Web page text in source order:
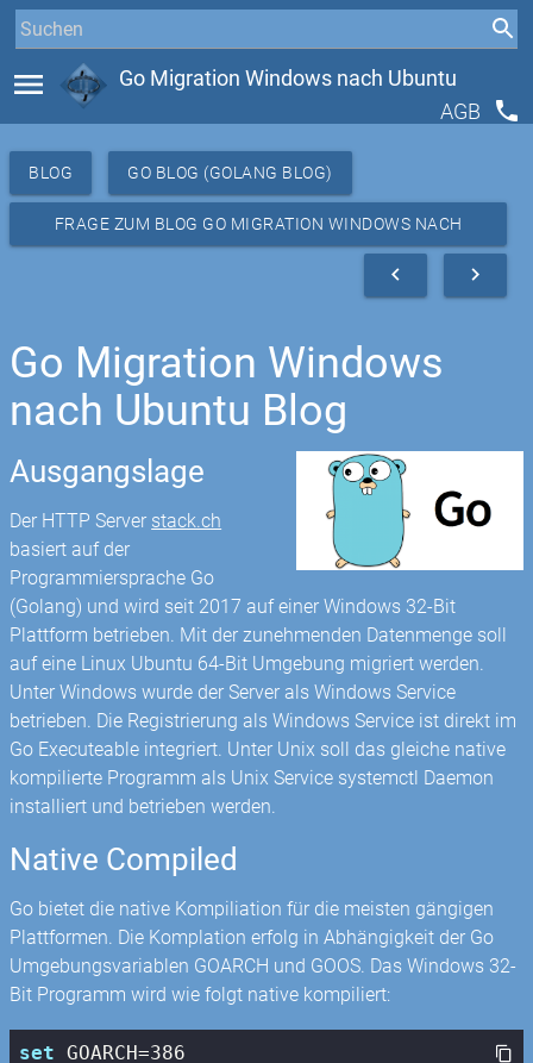
menu
Go Migration Windows nach Ubuntu
AGB
phone
BLOG GO BLOG (GOLANG BLOG)
FRAGE ZUM BLOG GO MIGRATION WINDOWS NACH
navigate_next
navigate_before
Go Migration Windows
nach Ubuntu Blog
Ausgangslage
Der HTTP Server stack.ch
basiert auf der
Programmiersprache Go
(Golang) und wird seit 2017 auf einer Windows 32-Bit
Plattform betrieben. Mit der zunehmenden Datenmenge soll
auf eine Linux Ubuntu 64-Bit Umgebung migriert werden.
Unter Windows wurde der Server als Windows Service
betrieben. Die Registrierung als Windows Service ist direkt im
Go Executeable integriert. Unter Unix soll das gleiche native
kompilierte Programm als Unix Service systemctl Daemon
installiert und betrieben werden.
Native Compiled
Go bietet die native Kompiliation für die meisten gängigen
Plattformen. Die Komplation erfolg in Abhängigkeit der Go
Umgebungsvariablen GOARCH und GOOS. Das Windows 32-
Bit Programm wird wie folgt native kompiliert:
set GOARCH=386